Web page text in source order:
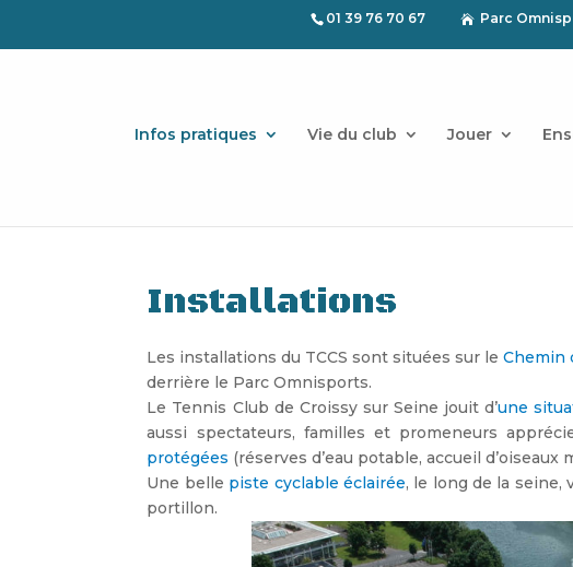
01 39 76 70 67  Parc
Infos pratiques Vie du club Jouer
Installations
Les installations du TCCS sont situées sur leChemin
derrière le Parc Omnisports.
Le Tennis Club de Croissy sur Seine jouit d’une
aussi spectateurs, familles et promeneurs
protégées (réserves d’eau potable, accueil
Une belle piste cyclable éclairée, le long de la seine,
portillon.